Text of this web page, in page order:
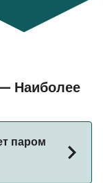
Наиболее
паром